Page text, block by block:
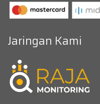
Jaringan Kami